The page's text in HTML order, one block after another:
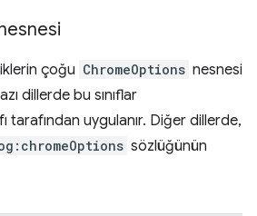
çoğu ChromeOptions nesnesi
dillerde bu sınıflar
tarafından uygulanır. Diğer dillerde,
sözlüğünün